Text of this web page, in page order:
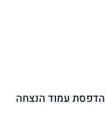
הדפסת עמוד הנצחה